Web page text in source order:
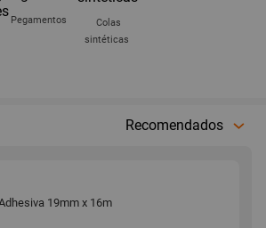
Pegamentos
Colas
sintéticas
Recomendados
19mm x 16m